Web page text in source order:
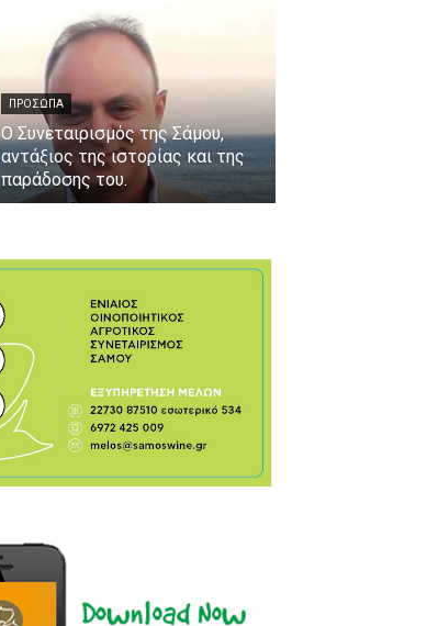
ΠΡΟΣΩΠΑ
Ο Συνεταιρισμός της Σάμου,
αντάξιος της ιστορίας και της
παράδοσης του.